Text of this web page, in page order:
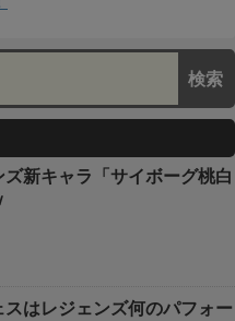
ズ新キャラ「サイボーグ桃白
スはレジェンズ何のパフォー